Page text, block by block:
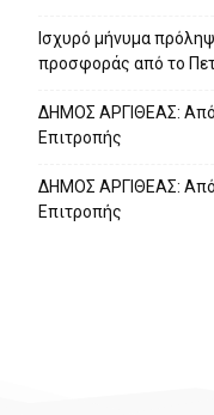
Ισχυρό μήνυμα
προσφοράς από το
ΔΗΜΟΣ ΑΡΓΙΘΕΑΣ:
Επιτροπής
ΔΗΜΟΣ ΑΡΓΙΘΕΑΣ:
Επιτροπής